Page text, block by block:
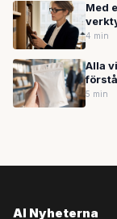
Med
4 min
Alla
5 min
AI Nyheterna